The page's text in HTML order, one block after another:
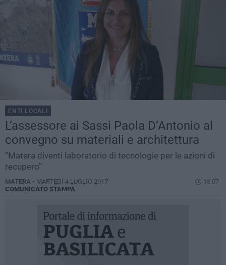
ENTI LOCALI
L’assessore ai Sassi Paola D’Antonio al
convegno su materiali e architettura
“Matera diventi laboratorio di tecnologie per le azioni di
recupero”
MATERA - MARTEDÌ 4 LUGLIO 2017
18.07
COMUNICATO STAMPA